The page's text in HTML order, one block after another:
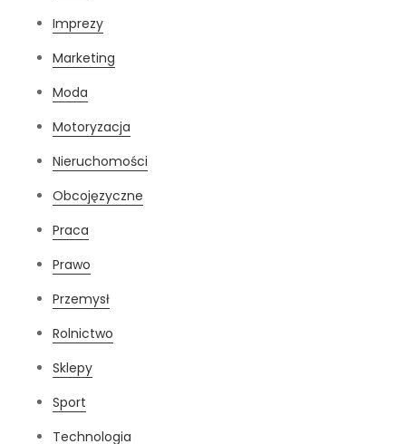
Imprezy
Marketing
Moda
Motoryzacja
Nieruchomości
Obcojęzyczne
Praca
Prawo
Przemysł
Rolnictwo
Sklepy
Sport
Technologia